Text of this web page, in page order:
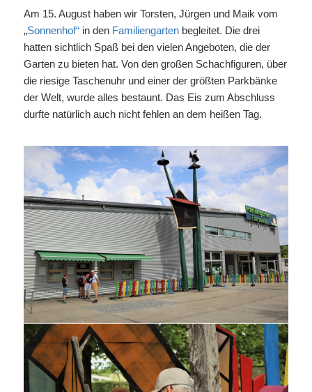
Am 15. August haben wir Torsten, Jürgen und Maik vom
„Sonnenhof“in den Familiengartenbegleitet. Die drei
hatten sichtlich Spaß bei den vielen Angeboten, die der
Garten zu bieten hat. Von den großen Schachfiguren, über
die riesige Taschenuhr und einer der größten Parkbänke
der Welt, wurde alles bestaunt. Das Eis zum Abschluss
durfte natürlich auch nicht fehlen an dem heißen Tag.